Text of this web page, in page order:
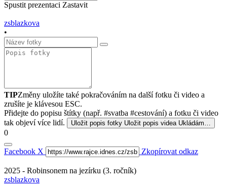
Spustit prezentaci Zastavit
zsblazkova
•
TIPZměny uložíte také pokračováním na další fotku či video a
zrušíte je klávesou ESC.
Přidejte do popisu štítky (např. #svatba #cestování) a fotku či video
tak objeví více lidí.
Uložit popis fotky Uložit popis videa Ukládám…
0
Facebook X Zkopírovat odkaz
2025 - Robinsonem na jezírku (3. ročník)
zsblazkova